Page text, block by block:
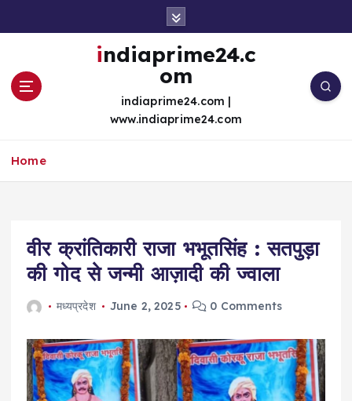
indiaprime24.c
om
indiaprime24.com |
www.indiaprime24.com
Home
वीर क्रांतिकारी राजा भभूतसिंह : सतपुड़ा
की गोद से जन्मी आज़ादी की ज्वाला
मध्यप्रदेश June 2, 2025 0 Comments